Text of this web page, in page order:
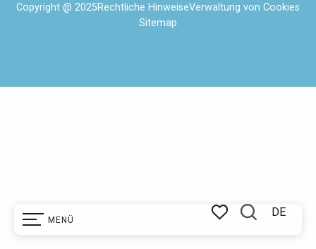
MENÜ
DE
Copyright @ 2025Rechtliche HinweiseVerwaltung von Cookies
Sitemap